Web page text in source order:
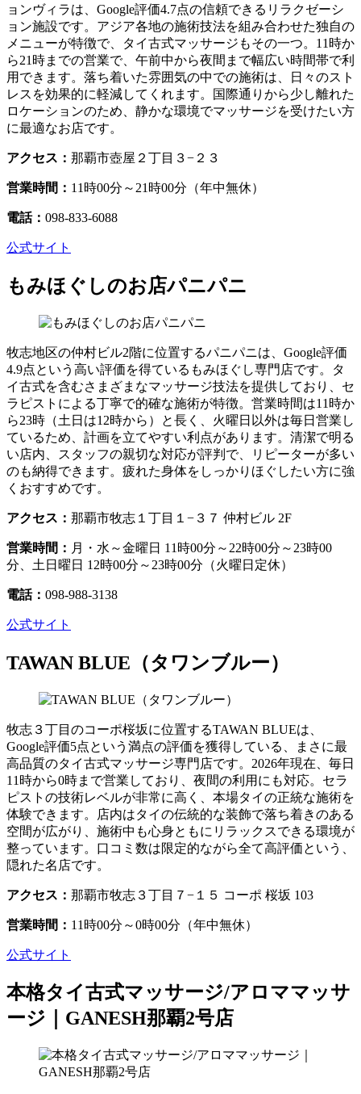
ョンヴィラは、Google評価4.7点の信頼できるリラクゼーシ
ョン施設です。アジア各地の施術技法を組み合わせた独自の
メニューが特徴で、タイ古式マッサージもその一つ。11時か
ら21時までの営業で、午前中から夜間まで幅広い時間帯で利
用できます。落ち着いた雰囲気の中での施術は、日々のスト
レスを効果的に軽減してくれます。国際通りから少し離れた
ロケーションのため、静かな環境でマッサージを受けたい方
に最適なお店です。
アクセス： 那覇市壺屋２丁目３−２３
営業時間： 11時00分～21時00分（年中無休）
電話： 098-833-6088
公式サイト
もみほぐしのお店パニパニ
牧志地区の仲村ビル2階に位置するパニパニは、Google評価
4.9点という高い評価を得ているもみほぐし専門店です。タ
イ古式を含むさまざまなマッサージ技法を提供しており、セ
ラピストによる丁寧で的確な施術が特徴。営業時間は11時か
ら23時（土日は12時から）と長く、火曜日以外は毎日営業し
ているため、計画を立てやすい利点があります。清潔で明る
い店内、スタッフの親切な対応が評判で、リピーターが多い
のも納得できます。疲れた身体をしっかりほぐしたい方に強
くおすすめです。
アクセス： 那覇市牧志１丁目１−３７ 仲村ビル 2F
営業時間： 月・水～金曜日 11時00分～22時00分～23時00
分、土日曜日 12時00分～23時00分（火曜日定休）
電話： 098-988-3138
公式サイト
TAWAN BLUE（タワンブルー）
牧志３丁目のコーポ桜坂に位置するTAWAN BLUEは、
Google評価5点という満点の評価を獲得している、まさに最
高品質のタイ古式マッサージ専門店です。2026年現在、毎日
11時から0時まで営業しており、夜間の利用にも対応。セラ
ピストの技術レベルが非常に高く、本場タイの正統な施術を
体験できます。店内はタイの伝統的な装飾で落ち着きのある
空間が広がり、施術中も心身ともにリラックスできる環境が
整っています。口コミ数は限定的ながら全て高評価という、
隠れた名店です。
アクセス： 那覇市牧志３丁目７−１５ コーポ 桜坂 103
営業時間： 11時00分～0時00分（年中無休）
公式サイト
本格タイ古式マッサージ/アロママッサ
ージ｜GANESH那覇2号店